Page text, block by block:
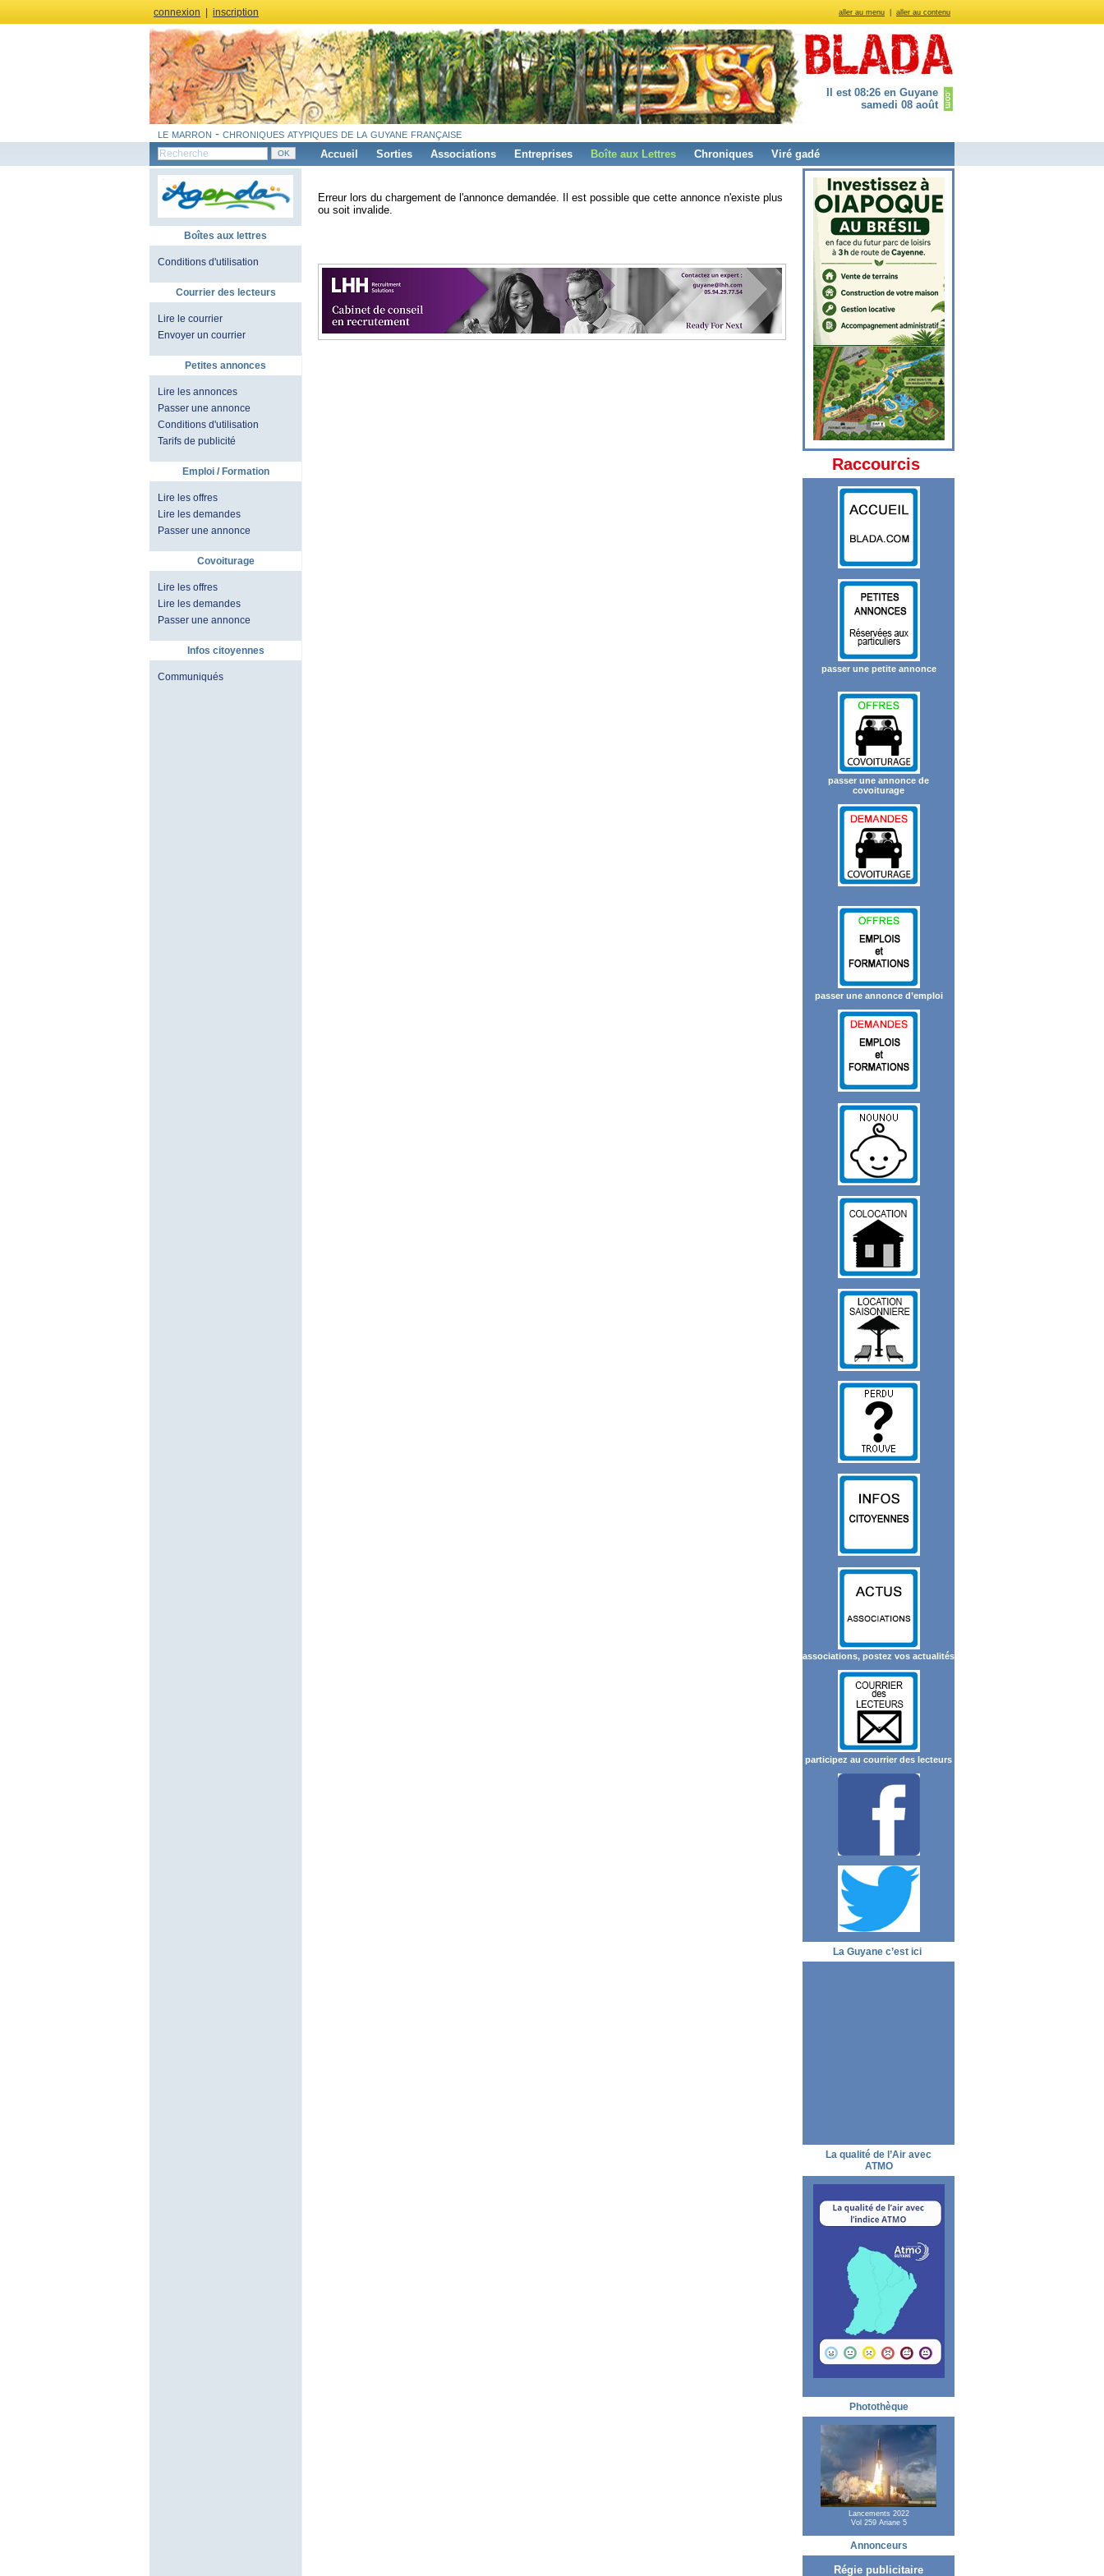
aller au menu aller au contenu
connexion inscription
Il est 08:26 en Guyane
samedi 08 août
le marron - chroniques atypiques de la guyane française
Accueil Sorties Associations Entreprises Boîte aux Lettres Chroniques Viré gadé
Boîtes aux lettres
Conditions d'utilisation
Courrier des lecteurs
Lire le courrier
Envoyer un courrier
Petites annonces
Lire les annonces
Passer une annonce
Conditions d'utilisation
Tarifs de publicité
Emploi / Formation
Lire les offres
Lire les demandes
Passer une annonce
Covoiturage
Lire les offres
Lire les demandes
Passer une annonce
Infos citoyennes
Communiqués
Erreur lors du chargement de l'annonce demandée. Il est possible que cette annonce n'existe plus
ou soit invalide.
Raccourcis
passer une petite annonce
passer une annonce de
covoiturage
passer une annonce d’emploi
associations, postez vos actualités
participez au courrier des lecteurs
La Guyane c’est ici
La qualité de l’Air avec
ATMO
Photothèque
Lancements 2022
Vol 259 Ariane 5
Annonceurs
Régie publicitaire